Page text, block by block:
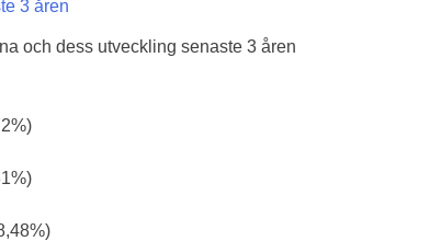
och dess utveckling senaste 3 åren